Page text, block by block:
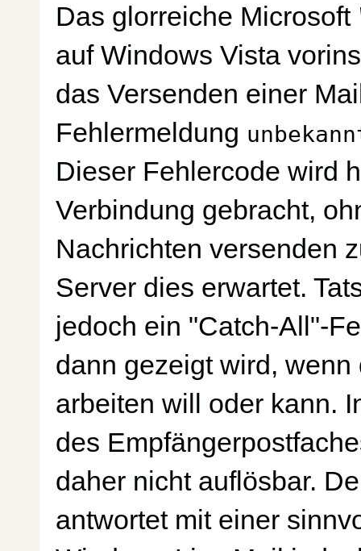
Das glorreiche Microsoft
auf Windows Vista
das Versenden einer
Fehlermeldung
Dieser Fehlercode wird
Verbindung gebracht,
Nachrichten versenden
Server dies erwartet.
jedoch ein "Catch-All"-
dann gezeigt wird,
arbeiten will oder kann.
des
daher nicht auflösbar.
antwortet mit einer